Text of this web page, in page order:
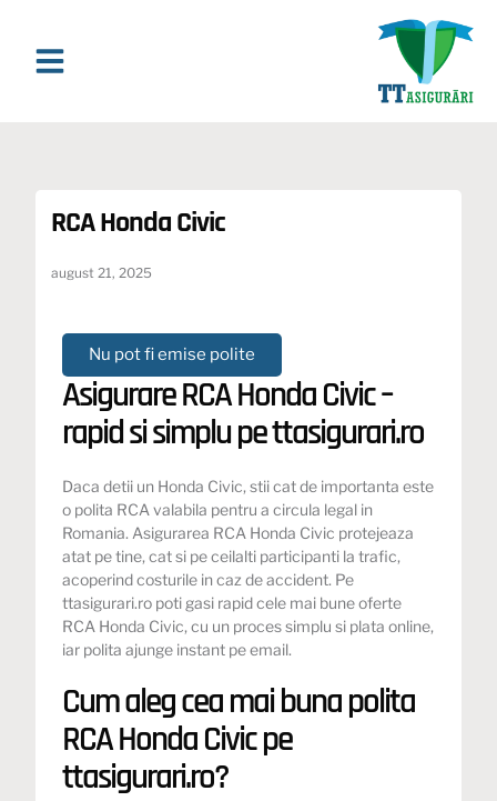
RCA Honda Civic
august 21, 2025
Nu pot fi emise polite
Asigurare RCA Honda Civic –
rapid si simplu pe ttasigurari.ro
Daca detii un Honda Civic, stii cat de importanta este
o polita RCA valabila pentru a circula legal in
Romania. Asigurarea RCA Honda Civic protejeaza
atat pe tine, cat si pe ceilalti participanti la trafic,
acoperind costurile in caz de accident. Pe
ttasigurari.ro poti gasi rapid cele mai bune oferte
RCA Honda Civic, cu un proces simplu si plata online,
iar polita ajunge instant pe email.
Cum aleg cea mai buna polita
RCA Honda Civic pe
ttasigurari.ro?